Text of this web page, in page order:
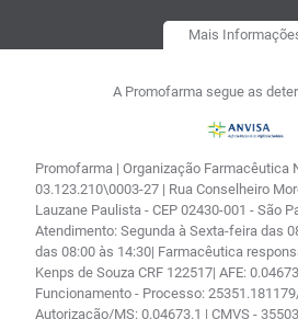
Mais
A Promofarma segue as
Promofarma | Organização Farmacêutica
03.123.210\0003-27 | Rua Conselheiro
Lauzane Paulista - CEP 02430-001 - São
Atendimento: Segunda à Sexta-feira das
das 08:00 às 14:30| Farmacêutica
Kenps de Souza CRF 122517| AFE:
Funcionamento - Processo:
Autorização/MS: 0.04673.1 | CMVS -